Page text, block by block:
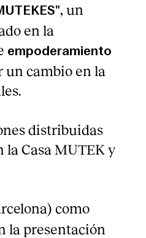
, un
en la
empoderamiento
un cambio en la
distribuidas
la Casa MUTEK y
como
la presentación